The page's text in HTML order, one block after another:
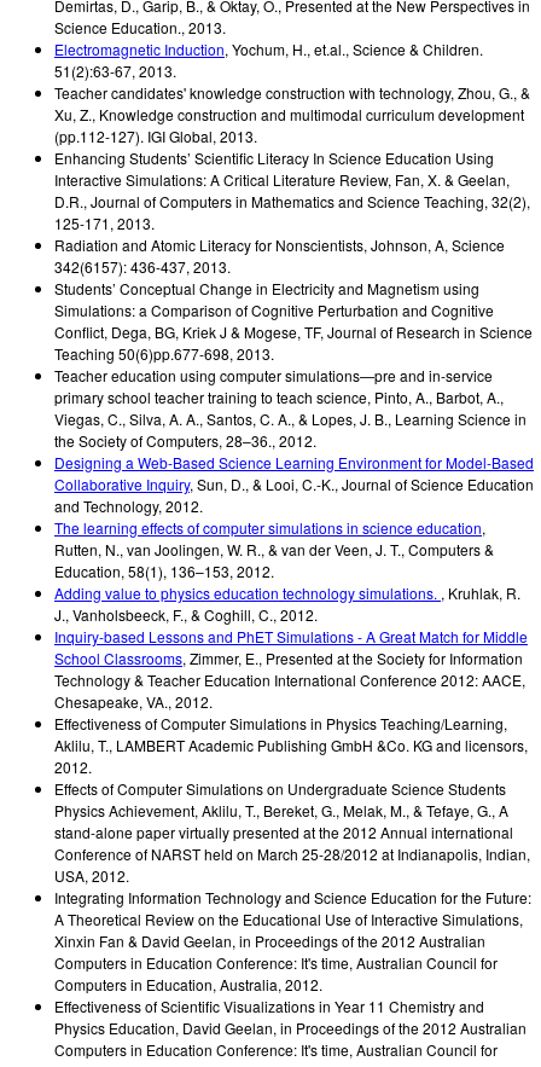
Demirtas, D., Garip, B., & Oktay, O., Presented at the New Perspectives in
Science Education., 2013.
Electromagnetic Induction, Yochum, H., et.al., Science & Children.
51(2):63-67, 2013.
Teacher candidates' knowledge construction with technology, Zhou, G., &
Xu, Z., Knowledge construction and multimodal curriculum development
(pp.112-127). IGI Global, 2013.
Enhancing Students’ Scientific Literacy In Science Education Using
Interactive Simulations: A Critical Literature Review, Fan, X. & Geelan,
D.R., Journal of Computers in Mathematics and Science Teaching, 32(2),
125-171, 2013.
Radiation and Atomic Literacy for Nonscientists, Johnson, A, Science
342(6157): 436-437, 2013.
Students’ Conceptual Change in Electricity and Magnetism using
Simulations: a Comparison of Cognitive Perturbation and Cognitive
Conflict, Dega, BG, Kriek J & Mogese, TF, Journal of Research in Science
Teaching 50(6)pp.677-698, 2013.
Teacher education using computer simulations—pre and in-service
primary school teacher training to teach science, Pinto, A., Barbot, A.,
Viegas, C., Silva, A. A., Santos, C. A., & Lopes, J. B., Learning Science in
the Society of Computers, 28–36., 2012.
Designing a Web-Based Science Learning Environment for Model-Based
Collaborative Inquiry, Sun, D., & Looi, C.-K., Journal of Science Education
and Technology, 2012.
The learning effects of computer simulations in science education,
Rutten, N., van Joolingen, W. R., & van der Veen, J. T., Computers &
Education, 58(1), 136–153, 2012.
Adding value to physics education technology simulations. , Kruhlak, R.
J., Vanholsbeeck, F., & Coghill, C., 2012.
Inquiry-based Lessons and PhET Simulations - A Great Match for Middle
School Classrooms, Zimmer, E., Presented at the Society for Information
Technology & Teacher Education International Conference 2012: AACE,
Chesapeake, VA., 2012.
Effectiveness of Computer Simulations in Physics Teaching/Learning,
Aklilu, T., LAMBERT Academic Publishing GmbH &Co. KG and licensors,
2012.
Effects of Computer Simulations on Undergraduate Science Students
Physics Achievement, Aklilu, T., Bereket, G., Melak, M., & Tefaye, G., A
stand-alone paper virtually presented at the 2012 Annual international
Conference of NARST held on March 25-28/2012 at Indianapolis, Indian,
USA, 2012.
Integrating Information Technology and Science Education for the Future:
A Theoretical Review on the Educational Use of Interactive Simulations,
Xinxin Fan & David Geelan, in Proceedings of the 2012 Australian
Computers in Education Conference: It's time, Australian Council for
Computers in Education, Australia, 2012.
Effectiveness of Scientific Visualizations in Year 11 Chemistry and
Physics Education, David Geelan, in Proceedings of the 2012 Australian
Computers in Education Conference: It's time, Australian Council for